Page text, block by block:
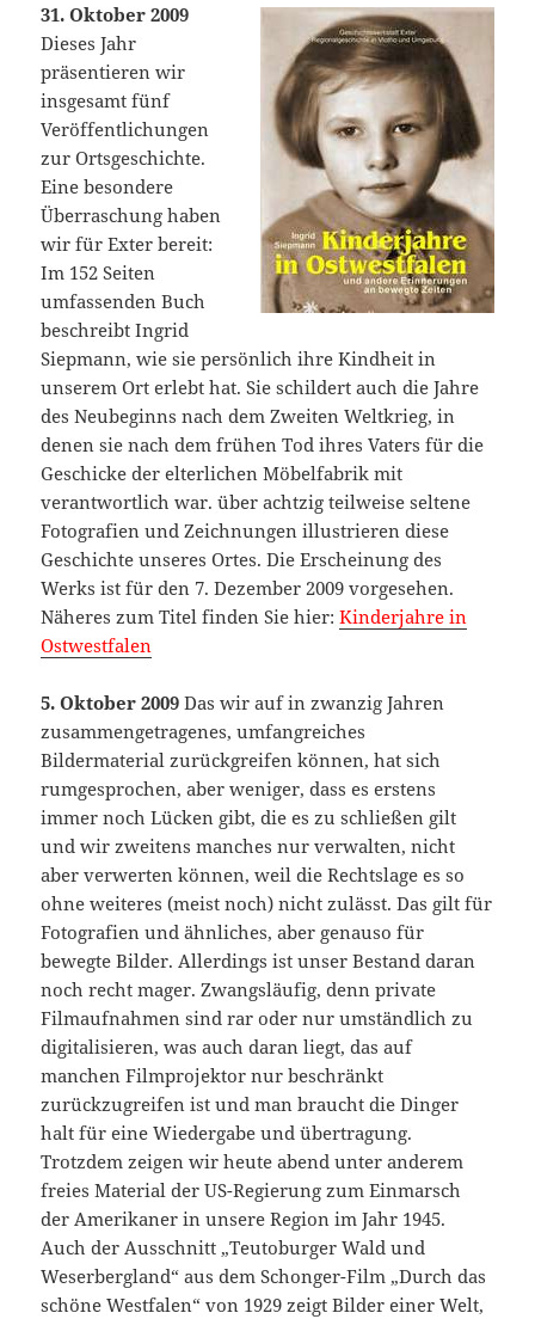
31. Oktober 2009
Dieses Jahr
präsentieren wir
insgesamt fünf
Veröffentlichungen
zur Ortsgeschichte.
Eine besondere
Überraschung haben
wir für Exter bereit:
Im 152 Seiten
umfassenden Buch
beschreibt Ingrid
Siepmann, wie sie persönlich ihre Kindheit in
unserem Ort erlebt hat. Sie schildert auch die Jahre
des Neubeginns nach dem Zweiten Weltkrieg, in
denen sie nach dem frühen Tod ihres Vaters für die
Geschicke der elterlichen Möbelfabrik mit
verantwortlich war. über achtzig teilweise seltene
Fotografien und Zeichnungen illustrieren diese
Geschichte unseres Ortes. Die Erscheinung des
Werks ist für den 7. Dezember 2009 vorgesehen.
Näheres zum Titel finden Sie hier:Kinderjahre in
Ostwestfalen
5. Oktober 2009 Das wir auf in zwanzig Jahren
zusammengetragenes, umfangreiches
Bildermaterial zurückgreifen können, hat sich
rumgesprochen, aber weniger, dass es erstens
immer noch Lücken gibt, die es zu schließen gilt
und wir zweitens manches nur verwalten, nicht
aber verwerten können, weil die Rechtslage es so
ohne weiteres (meist noch) nicht zulässt. Das gilt für
Fotografien und ähnliches, aber genauso für
bewegte Bilder. Allerdings ist unser Bestand daran
noch recht mager. Zwangsläufig, denn private
Filmaufnahmen sind rar oder nur umständlich zu
digitalisieren, was auch daran liegt, das auf
manchen Filmprojektor nur beschränkt
zurückzugreifen ist und man braucht die Dinger
halt für eine Wiedergabe und übertragung.
Trotzdem zeigen wir heute abend unter anderem
freies Material der US-Regierung zum Einmarsch
der Amerikaner in unsere Region im Jahr 1945.
Auch der Ausschnitt „Teutoburger Wald und
Weserbergland“ aus dem Schonger-Film „Durch das
schöne Westfalen“ von 1929 zeigt Bilder einer Welt,